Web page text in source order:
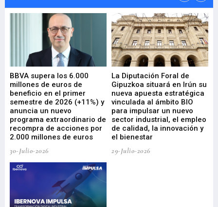
BBVA supera los 6.000
millones de euros de
beneficio en el primer
semestre de 2026 (+11%) y
anuncia un nuevo
programa extraordinario de
recompra de acciones por
2.000 millones de euros
30-Julio-2026
La Diputación Foral de
Gipuzkoa situará en Irún su
nueva apuesta estratégica
vinculada al ámbito BIO
para impulsar un nuevo
sector industrial, el empleo
de calidad, la innovación y
el bienestar
29-Julio-2026